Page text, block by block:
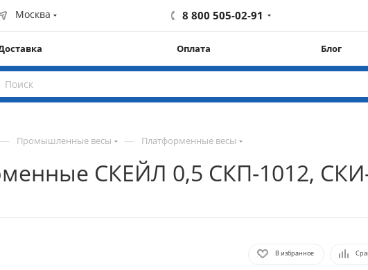
Москва 8 800 505-02-91
Оплата Блог
— Промышленные весы — Платформенные весы
СКЕЙЛ 0,5 СКП-1012,
В избранное